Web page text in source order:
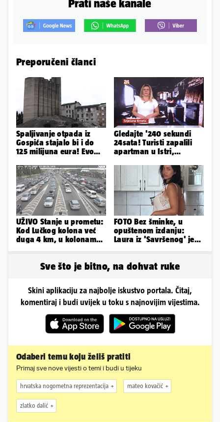
Prati naše kanale
Preporučeni članci
Spaljivanje otpada iz
Gospića stajalo bi i do
125 milijuna eura! Evo
najizglednija
Gledajte '240 sekundi
24sata! Turisti zapalili
apartman u Istri,
UŽIVO Stanje u prometu:
Kod Lučkog kolona već
duga 4 km, u kolonama
FOTO Bez šminke, u
opuštenom izdanju:
Laura iz 'Savršenog' je
Sve što je bitno, na dohvat ruke
Skini aplikaciju za najbolje iskustvo portala. Čitaj,
komentiraj i budi uvijek u toku s najnovijim vijestima.
Odaberi temu koju želiš pratiti
Primaj sve nove vijesti o temi i budi u tijeku
hrvatska nogometna reprezentacija mateo kovačić
zlatko dalić